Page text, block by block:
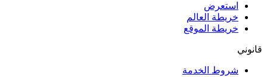
استعرض
خريطة العالم
خريطة الموقع
قانوني
شروط الخدمة